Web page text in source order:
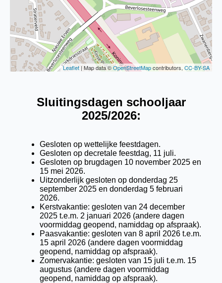
Leaflet | Map data ©OpenStreetMapcontributors, CC-BY-SA
Sluitingsdagen schooljaar
2025/2026:
Gesloten op wettelijke feestdagen.
Gesloten op decretale feestdag, 11 juli.
Gesloten op brugdagen 10 november 2025 en
15 mei 2026.
Uitzonderlijk gesloten op donderdag 25
september 2025 en donderdag 5 februari
2026.
Kerstvakantie: gesloten van 24 december
2025 t.e.m. 2 januari 2026 (andere dagen
voormiddag geopend, namiddag op afspraak).
Paasvakantie: gesloten van 8 april 2026 t.e.m.
15 april 2026 (andere dagen voormiddag
geopend, namiddag op afspraak).
Zomervakantie: gesloten van 15 juli t.e.m. 15
augustus (andere dagen voormiddag
geopend, namiddag op afspraak).